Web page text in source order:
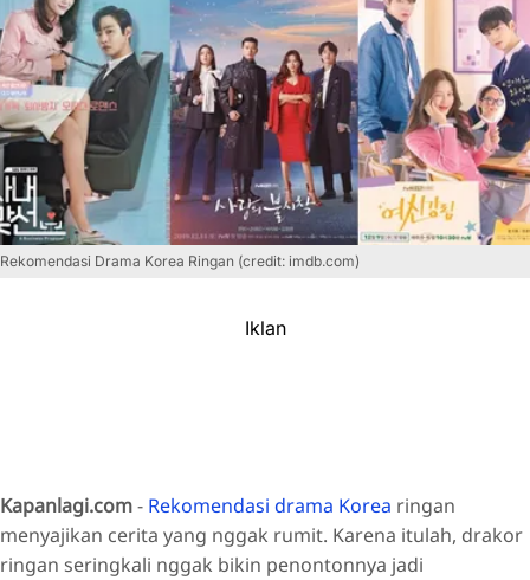
Rekomendasi Drama Korea Ringan (credit: imdb.com)
Iklan
Kapanlagi.com- Rekomendasi drama Korea ringan
menyajikan cerita yang nggak rumit. Karena itulah, drakor
ringan seringkali nggak bikin penontonnya jadi